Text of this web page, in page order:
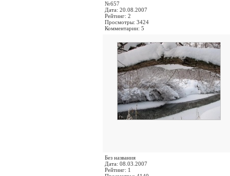
№657
Дата: 20.08.2007
Рейтинг: 2
Просмотры: 3424
Комментарии: 5
Без названия
Дата: 08.03.2007
Рейтинг: 1